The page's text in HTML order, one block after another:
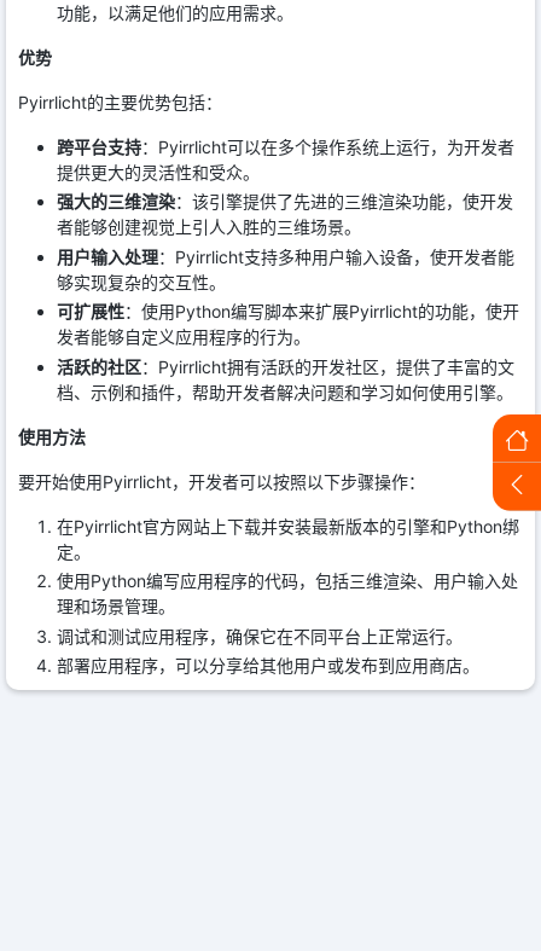
功能，以满足他们的应用需求。
优势
Pyirrlicht的主要优势包括：
跨平台支持：Pyirrlicht可以在多个操作系统上运行，为开发者
提供更大的灵活性和受众。
强大的三维渲染：该引擎提供了先进的三维渲染功能，使开发
者能够创建视觉上引人入胜的三维场景。
用户输入处理：Pyirrlicht支持多种用户输入设备，使开发者能
够实现复杂的交互性。
可扩展性：使用Python编写脚本来扩展Pyirrlicht的功能，使开
发者能够自定义应用程序的行为。
活跃的社区：Pyirrlicht拥有活跃的开发社区，提供了丰富的文
档、示例和插件，帮助开发者解决问题和学习如何使用引擎。
使用方法
要开始使用Pyirrlicht，开发者可以按照以下步骤操作：
在Pyirrlicht官方网站上下载并安装最新版本的引擎和Python绑
定。
使用Python编写应用程序的代码，包括三维渲染、用户输入处
理和场景管理。
调试和测试应用程序，确保它在不同平台上正常运行。
部署应用程序，可以分享给其他用户或发布到应用商店。